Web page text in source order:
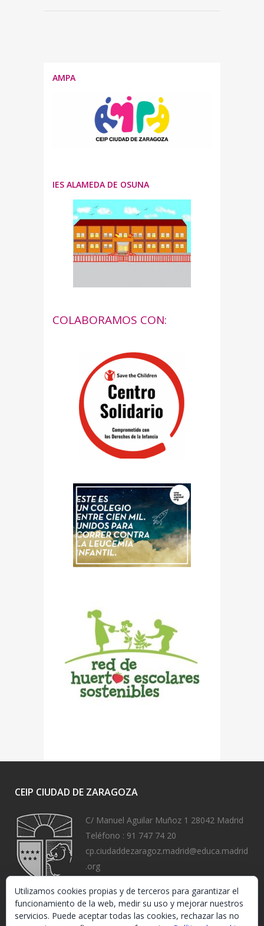
AMPA
IES ALAMEDA DE OSUNA
COLABORAMOS CON:
CEIP CIUDAD DE ZARAGOZA
C/ Manuel Aguilar Muñoz 1 28042 Madrid
Teléfono : 91 747 74 20
cp.ciudaddezaragoz.madrid@educa.madrid
.org
Utilizamos cookies propias y de terceros para garantizar el
funcionamiento de la web, medir su uso y mejorar nuestros
servicios. Puede aceptar todas las cookies, rechazar las no